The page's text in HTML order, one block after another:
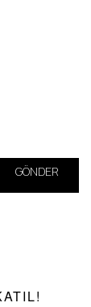
GÖNDER